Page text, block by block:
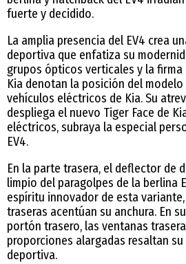
fuerte y decidido.
La amplia presencia del EV4 crea
deportiva que enfatiza su
grupos ópticos verticales y la firma
Kia denotan la posición del
vehículos eléctricos de Kia. Su
despliega el nuevo Tiger Face de
eléctricos, subraya la especial
EV4.
En la parte trasera, el deflector de
limpio del paragolpes de la berlina
espíritu innovador de esta
traseras acentúan su anchura. En
portón trasero, las ventanas
proporciones alargadas resaltan
deportiva.